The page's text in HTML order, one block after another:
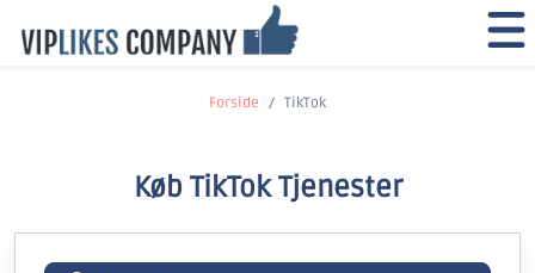
Forside TikTok
Køb TikTok Tjenester